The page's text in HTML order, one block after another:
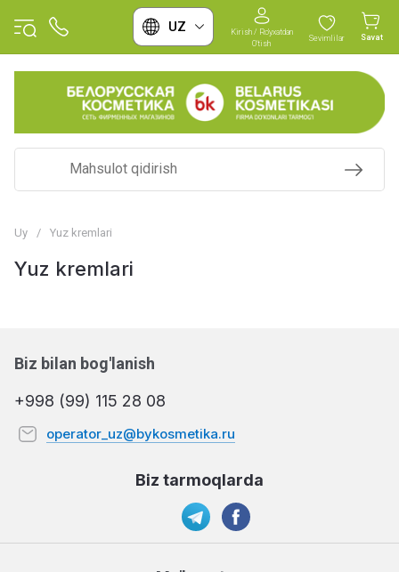
UZ
Kirish / Ro'yxatdan
O'tish
Sevimlilar Savat
Uy / Yuz kremlari
Yuz kremlari
Biz bilan bog'lanish
+998 (99) 115 28 08
operator_uz@bykosmetika.ru
Biz tarmoqlarda